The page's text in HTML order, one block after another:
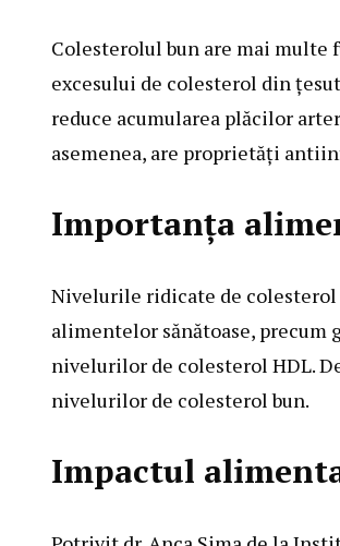
Colesterolul bun are mai
excesului de colesterol din
reduce acumularea plăcilor
asemenea, are proprietăți
Importanța
Nivelurile ridicate de colesterol
alimentelor sănătoase, precum
nivelurilor de colesterol HDL.
nivelurilor de colesterol bun.
Impactul